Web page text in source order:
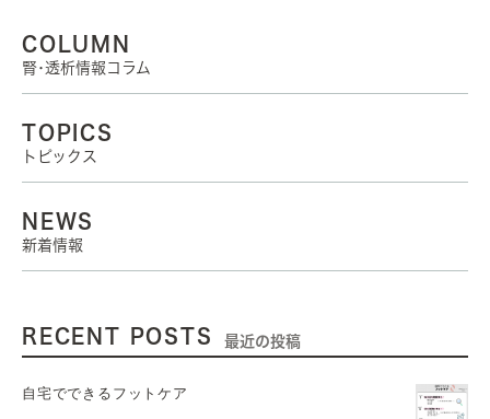
COLUMN
腎･透析情報コラム
TOPICS
トピックス
NEWS
新着情報
RECENT POSTS 最近の投稿
自宅でできるフットケア